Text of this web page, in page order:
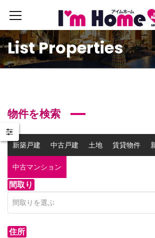
List Properties
物件を検索
新築戸建 中古戸建 土地 賃貸物件
中古マンション
間取り
住所